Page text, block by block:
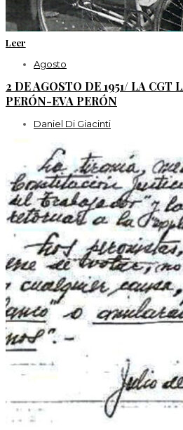
Leer
Agosto
2 DE AGOSTO DE 1951/ LA CGT
PERÓN-EVA PERÓN
Daniel Di Giacinti